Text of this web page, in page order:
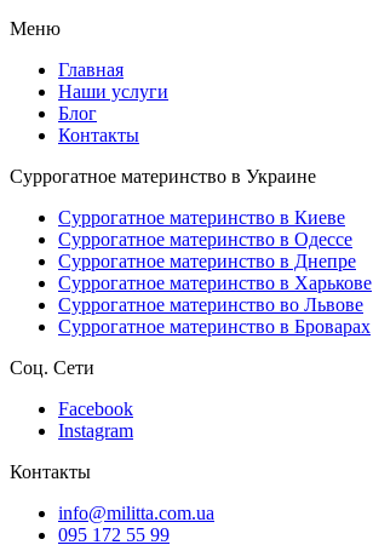
Меню
Главная
Наши услуги
Блог
Контакты
Суррогатное материнство в Украине
Суррогатное материнство в Киеве
Суррогатное материнство в Одессе
Суррогатное материнство в Днепре
Суррогатное материнство в Харькове
Суррогатное материнство во Львове
Суррогатное материнство в Броварах
Соц. Сети
Facebook
Instagram
Контакты
info@militta.com.ua
095 172 55 99